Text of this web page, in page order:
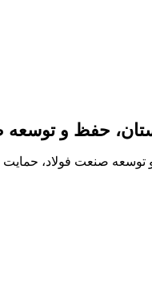
حفظ و
صنعت فولاد، حمایت